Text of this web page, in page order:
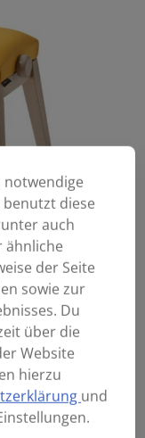
notwendige
diese
auch
ähnliche
der Seite
sowie zur
Du
über die
Website
hierzu
und